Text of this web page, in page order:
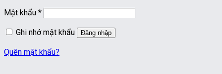
Mật khẩu *Bắt
Ghi nhớ mật khẩu
Đăng nhập
Quên mật khẩu?